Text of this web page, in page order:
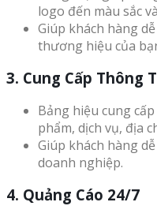
logo đến màu sắc
Giúp khách hàng
thương hiệu của
3. Cung Cấp Thông
Bảng hiệu cung
phẩm, dịch vụ, địa
Giúp khách hàng
doanh nghiệp.
4. Quảng Cáo 24/7